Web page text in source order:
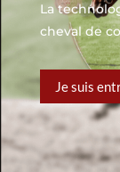
La
cheval de
Je suis